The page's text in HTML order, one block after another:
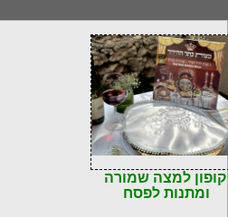
קופון למצה שמורה
ומתנות לפסח